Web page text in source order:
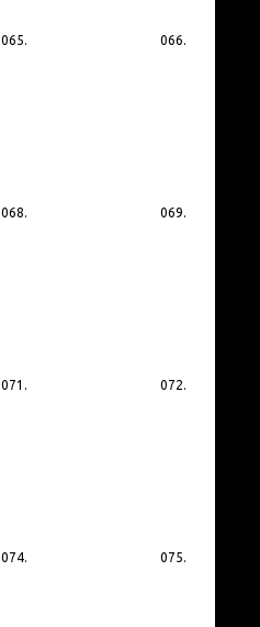
065. 066.
068. 069.
071. 072.
074. 075.